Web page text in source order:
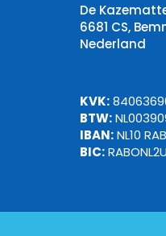
De
6681 CS,
Nederland
KVK:
BTW:
IBAN:NL10
BIC:RABONL2U